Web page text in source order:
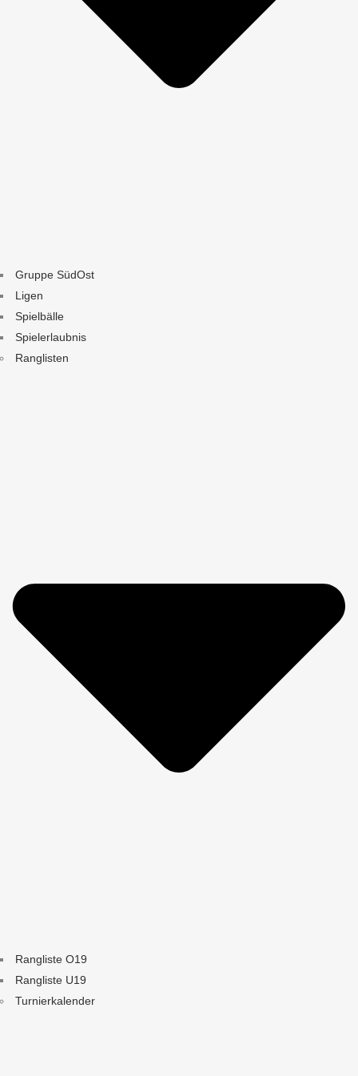
Gruppe SüdOst
Ligen
Spielbälle
Spielerlaubnis
Ranglisten
Rangliste O19
Rangliste U19
Turnierkalender